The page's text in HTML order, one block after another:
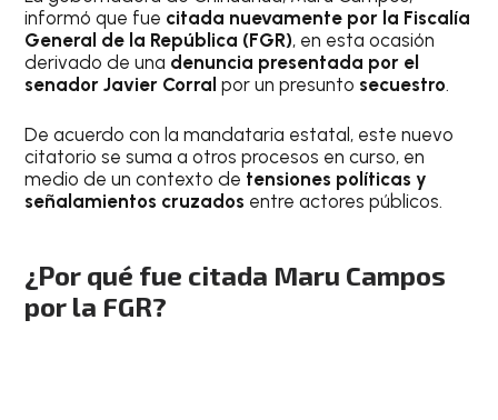
informó que fue citada nuevamente por la Fiscalía
General de la República (FGR), en esta ocasión
derivado de una denuncia presentada por el
senador Javier Corral por un presunto secuestro.
De acuerdo con la mandataria estatal, este nuevo
citatorio se suma a otros procesos en curso, en
medio de un contexto de tensiones políticas y
señalamientos cruzados entre actores públicos.
¿Por qué fue citada Maru Campos
por la FGR?